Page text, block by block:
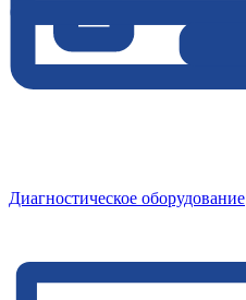
Диагностическое оборудование